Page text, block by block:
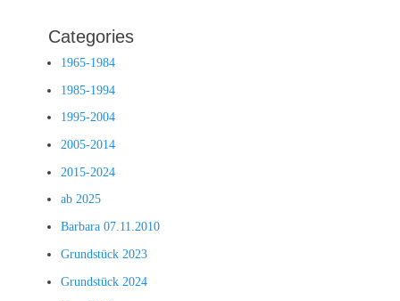
Categories
1965-1984
1985-1994
1995-2004
2005-2014
2015-2024
ab 2025
Barbara 07.11.2010
Grundstück 2023
Grundstück 2024